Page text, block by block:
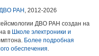
ДВО РАН , 2012-2026
ДВО РАН создан на
в Школе электроники и
Более подробная
обеспечения